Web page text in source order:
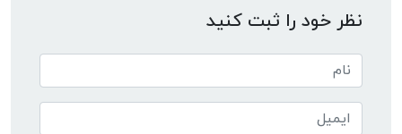
نظر خود را ثبت کنید